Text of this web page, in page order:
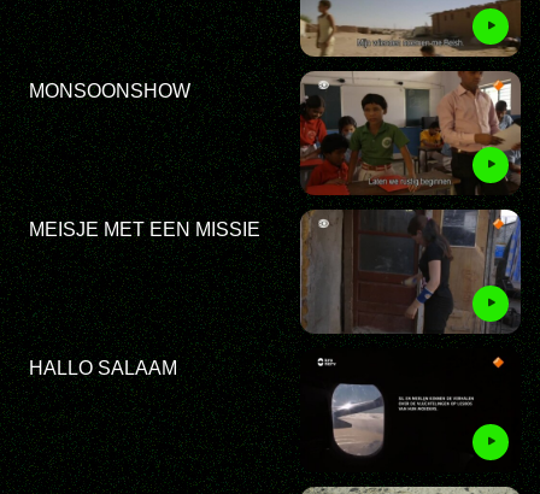
MONSOONSHOW
MEISJE MET EEN MISSIE
HALLO SALAAM